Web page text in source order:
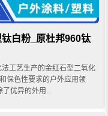
白粉_原杜邦960钛
工艺生产的金红石型二氧化
保色性要求的户外应用领
优异的外用...